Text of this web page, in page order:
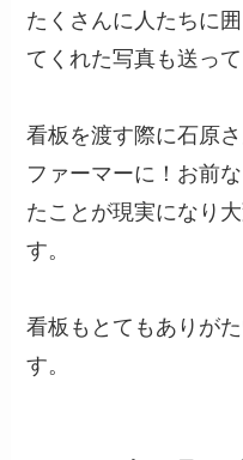
たくさんに人たちに
てくれた写真も送っ
看板を渡す際に石原
ファーマーに！お前
たことが現実になり
す。
看板もとてもありが
す。